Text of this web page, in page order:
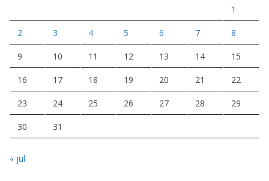
1
2 3 4 5 6 7 8
9 10 11 12 13 14 15
16 17 18 19 20 21 22
23 24 25 26 27 28 29
30 31
« jul